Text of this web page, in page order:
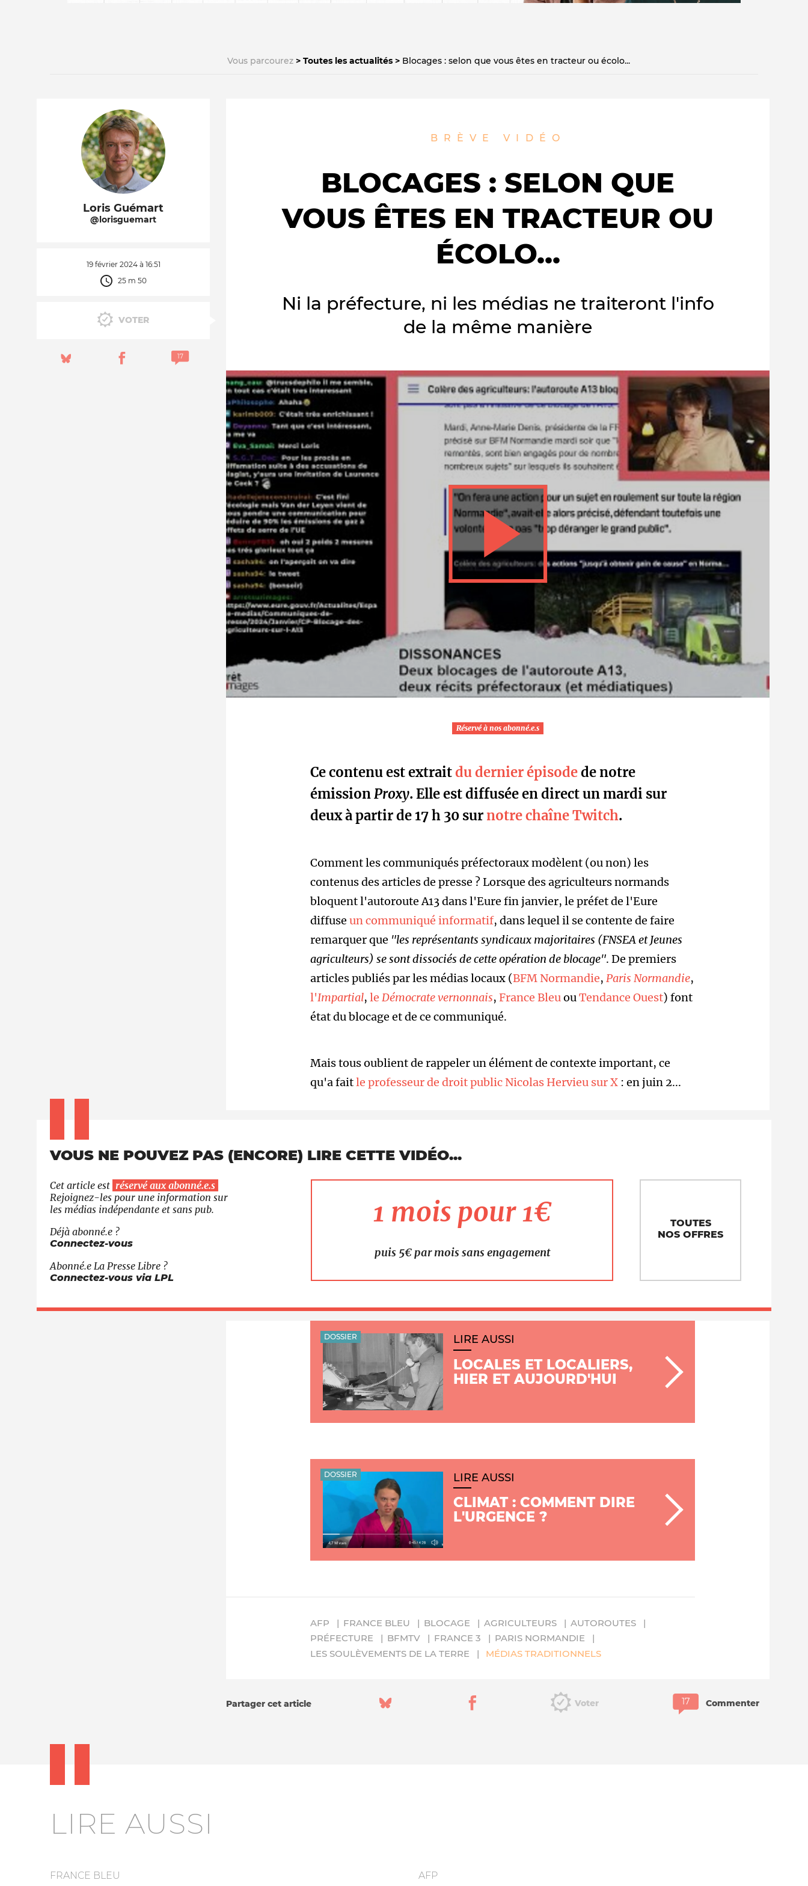
La vie du site L'équipe
Vous parcourez Toutes les actualités Blocages : selon que vous êtes en tracteur ou écolo...
Loris Guémart
@lorisguemart
19 février 2024 à 16:51
25 m 50
VOTER
BRÈVEVIDÉO
BLOCAGES : SELON QUE
VOUS ÊTES EN TRACTEUR OU
ÉCOLO...
Ni la préfecture, ni les médias ne traiteront l'info
de la même manière
Réservé à nos abonné.e.s
Ce contenu est extraitdu dernier épisodede notre
émissionProxy. Elle est diffusée en direct un mardi sur
deux à partir de 17 h 30 sur notre chaîne Twitch.
Comment les communiqués préfectoraux modèlent (ou non) les
contenus des articles de presse ? Lorsque des agriculteurs normands
bloquent l'autoroute A13 dans l'Eure fin janvier, le préfet de l'Eure
diffuseun communiqué informatif, dans lequel il se contente de faire
remarquer que "les représentants syndicaux majoritaires (FNSEA et Jeunes
agriculteurs) se sont dissociés de cette opération de blocage". De premiers
articles publiés par les médias locaux (BFM Normandie,Paris Normandie,
l'Impartial,leDémocrate vernonnais,France BleuouTendance Ouest) font
état du blocage et de ce communiqué.
Mais tous oublient de rappeler un élément de contexte important, ce
qu'a faitle professeur de droit public Nicolas Hervieu sur X : en juin 2...
VOUS NE POUVEZ PAS (ENCORE) LIRE CETTE VIDÉO...
Cet article est réservé aux abonné.e.s
Rejoignez-les pour une information sur
les médias indépendante et sans pub.
Déjà abonné.e ?
Connectez-vous
Abonné.e La Presse Libre ?
Connectez-vous via LPL
1 mois pour 1€
puis 5€ par mois sans engagement
TOUTES
NOS OFFRES
DOSSIER LIRE AUSSI
LOCALES ET LOCALIERS,
HIER ET AUJOURD'HUI
DOSSIER LIRE AUSSI
CLIMAT : COMMENT DIRE
L'URGENCE ?
AFP FRANCE BLEU BLOCAGE AGRICULTEURS
AUTOROUTES
PRÉFECTURE
BFMTV FRANCE 3
PARIS NORMANDIE
LES SOULÈVEMENTS DE LA TERRE
MÉDIAS TRADITIONNELS
Partager cet article Voter Commenter
LIRE AUSSI
FRANCE BLEU AFP